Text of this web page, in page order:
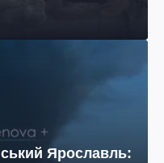
Ярославль: